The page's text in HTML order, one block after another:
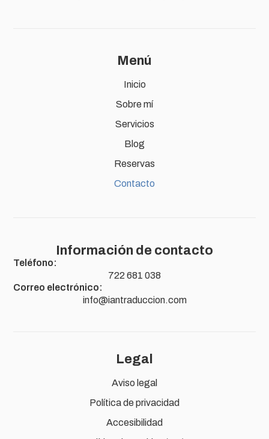
Menú
Inicio
Sobre mí
Servicios
Blog
Reservas
Contacto
Información de contacto
Teléfono:
722 681 038
Correo electrónico:
info@iantraduccion.com
Legal
Aviso legal
Política de privacidad
Accesibilidad